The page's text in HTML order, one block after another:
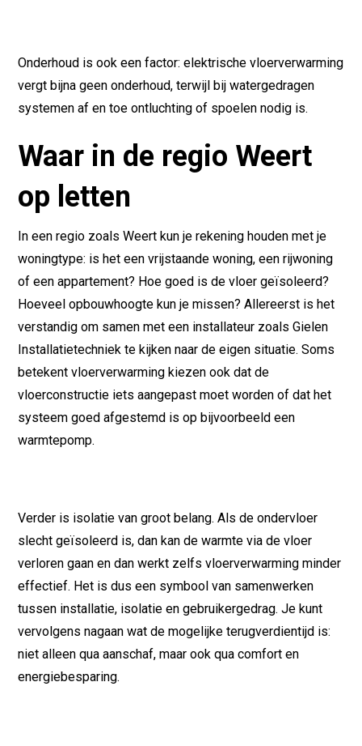
Onderhoud is ook een factor: elektrische vloerverwarming
vergt bijna geen onderhoud, terwijl bij watergedragen
systemen af en toe ontluchting of spoelen nodig is.
Waar in de regio Weert
op letten
In een regio zoals Weert kun je rekening houden met je
woningtype: is het een vrijstaande woning, een rijwoning
of een appartement? Hoe goed is de vloer geïsoleerd?
Hoeveel opbouwhoogte kun je missen? Allereerst is het
verstandig om samen met een installateur zoals Gielen
Installatietechniek te kijken naar de eigen situatie. Soms
betekent vloerverwarming kiezen ook dat de
vloerconstructie iets aangepast moet worden of dat het
systeem goed afgestemd is op bijvoorbeeld een
warmtepomp.
Verder is isolatie van groot belang. Als de ondervloer
slecht geïsoleerd is, dan kan de warmte via de vloer
verloren gaan en dan werkt zelfs vloerverwarming minder
effectief. Het is dus een symbool van samenwerken
tussen installatie, isolatie en gebruikergedrag. Je kunt
vervolgens nagaan wat de mogelijke terugverdientijd is:
niet alleen qua aanschaf, maar ook qua comfort en
energiebesparing.